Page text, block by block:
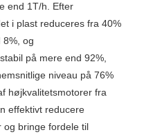
end 1T/h. Efter
i plast reduceres fra 40%
8%, og
på mere end 92%,
niveau på 76%
højkvalitetsmotorer fra
effektivt reducere
og bringe fordele til